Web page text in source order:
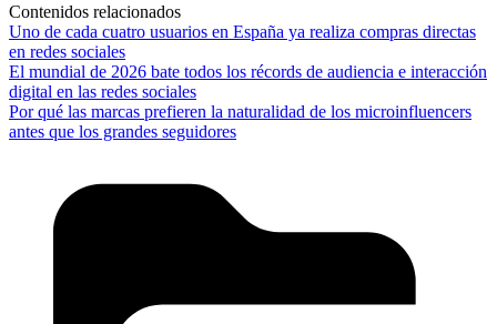
Contenidos relacionados
Uno de cada cuatro usuarios en España ya realiza compras directas
en redes sociales
El mundial de 2026 bate todos los récords de audiencia e interacción
digital en las redes sociales
Por qué las marcas prefieren la naturalidad de los microinfluencers
antes que los grandes seguidores